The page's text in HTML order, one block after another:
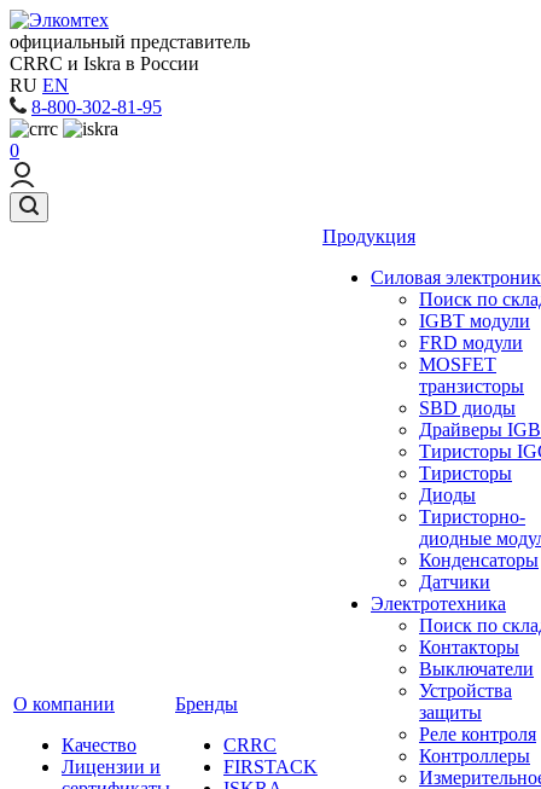
официальный представитель
CRRC и Iskra в России
RU EN
8-800-302-81-95
0
О компании
Качество
Лицензии и
Бренды
CRRC
FIRSTACK
Продукция
Силовая
Поиск по
IGBT модули
FRD модули
MOSFET
транзисторы
SBD диоды
Драйверы
Тиристоры
Тиристоры
Диоды
Тиристорно-
диодные
Конденсаторы
Датчики
Электротехника
Поиск по
Контакторы
Выключатели
Устройства
защиты
Реле контроля
Контроллеры